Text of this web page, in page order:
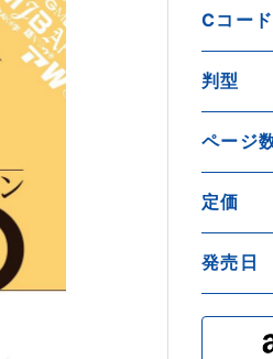
Cコード
判型
ページ
定価
発売日